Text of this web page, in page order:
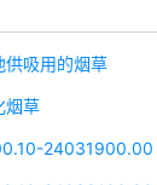
吸用的烟草
草
24031900.00